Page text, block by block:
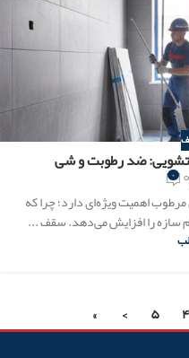
ضد رطوبت و شی ۰
اهمیت ویژه‌ای دارد؛ چرا که
سازه را افزایش می‌دهد. سقف ...
۴ ۵ ›
»